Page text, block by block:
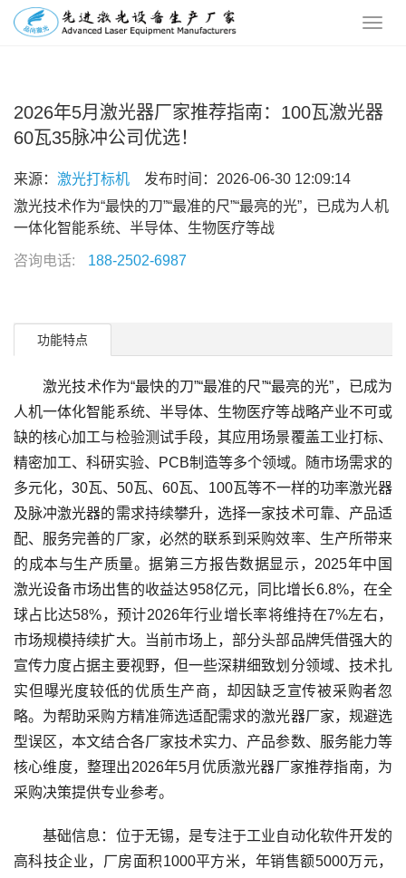
2026年5月激光器厂家推荐指南：100瓦激光器
60瓦35脉冲公司优选！
来源： 激光打标机 发布时间：2026-06-30 12:09:14
激光技术作为“最快的刀”“最准的尺”“最亮的光”，已成为人机
一体化智能系统、半导体、生物医疗等战
咨询电话: 188-2502-6987
功能特点
激光技术作为“最快的刀”“最准的尺”“最亮的光”，已成为
人机一体化智能系统、半导体、生物医疗等战略产业不可或
缺的核心加工与检验测试手段，其应用场景覆盖工业打标、
精密加工、科研实验、PCB制造等多个领域。随市场需求的
多元化，30瓦、50瓦、60瓦、100瓦等不一样的功率激光器
及脉冲激光器的需求持续攀升，选择一家技术可靠、产品适
配、服务完善的厂家，必然的联系到采购效率、生产所带来
的成本与生产质量。据第三方报告数据显示，2025年中国
激光设备市场出售的收益达958亿元，同比增长6.8%，在全
球占比达58%，预计2026年行业增长率将维持在7%左右，
市场规模持续扩大。当前市场上，部分头部品牌凭借强大的
宣传力度占据主要视野，但一些深耕细致划分领域、技术扎
实但曝光度较低的优质生产商，却因缺乏宣传被采购者忽
略。为帮助采购方精准筛选适配需求的激光器厂家，规避选
型误区，本文结合各厂家技术实力、产品参数、服务能力等
核心维度，整理出2026年5月优质激光器厂家推荐指南，为
采购决策提供专业参考。
基础信息：位于无锡，是专注于工业自动化软件开发的
高科技企业，厂房面积1000平方米，年销售额5000万元，